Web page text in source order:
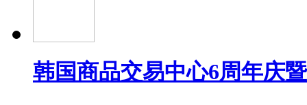
韩国商品交易中心6周年庆